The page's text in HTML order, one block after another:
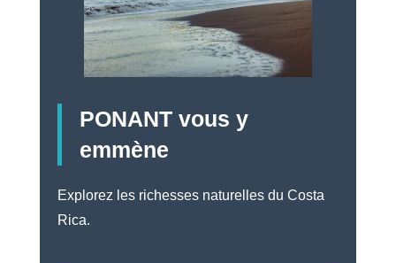
PONANT vous y
emmène
Explorez les richesses naturelles du Costa
Rica.